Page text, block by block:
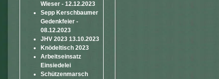
Wieser - 12.12.2023
Sepp Kerschbaumer
Gedenkfeier -
08.12.2023
JHV 2023 13.10.2023
Knödeltisch 2023
Arbeitseinsatz
Einsiedelei
Schützenmarsch